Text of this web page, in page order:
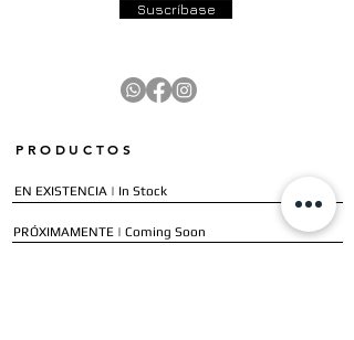
Suscríbase
PRODUCTOS
EN EXISTENCIA | In Stock
PRÓXIMAMENTE | Coming Soon